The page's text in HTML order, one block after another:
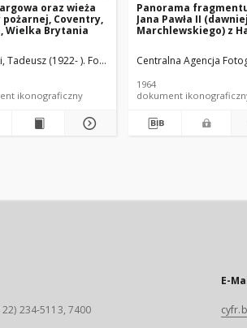
oraz wieża
pożarnej, Coventry,
Wielka Brytania
Tadeusz (1922- ). Fotograf
ikonograficzny
Panorama
Jana Pawła II (dawniej
Marchlewskiego) z
Muranowa, widok
od strony Ronda
Centralna Agencja
1964
dokument
234-5113, 7400
E-